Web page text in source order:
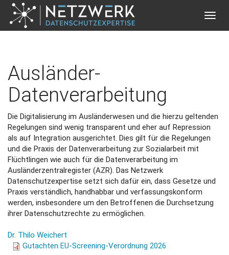
Toggle
Ausländer-
Datenverarbeitung
Die Digitalisierung im Ausländerwesen und die hierzu geltenden
Regelungen sind wenig transparent und eher auf Repression
als auf Integration ausgerichtet. Dies gilt für die Regelungen
und die Praxis der Datenverarbeitung zur Sozialarbeit mit
Flüchtlingen wie auch für die Datenverarbeitung im
Ausländerzentralregister (AZR). Das Netzwerk
Datenschutzexpertise setzt sich dafür ein, dass Gesetze und
Praxis verständlich, handhabbar und verfassungskonform
werden, insbesondere um den Betroffenen die Durchsetzung
ihrer Datenschutzrechte zu ermöglichen.
Gutachten EU-Screening-Verordnung
Dr. Thilo Weichert
Gutachten EU-Screening-Verordnung 2026